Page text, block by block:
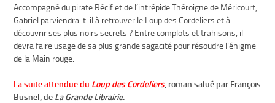
Accompagné du pirate Récif et de l’intrépide Théroigne de Méricourt,
Gabriel parviendra-t-il à retrouver le Loup des Cordeliers et à
découvrir ses plus noirs secrets ? Entre complots et trahisons, il
devra faire usage de sa plus grande sagacité pour résoudre l’énigme
de la Main rouge.
La suite attendue du Loup des Cordeliers, roman salué par François
Busnel, de La Grande Librairie.